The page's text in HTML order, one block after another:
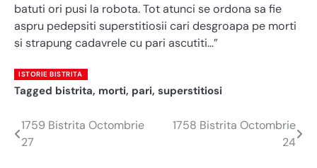
batuti ori pusi la robota. Tot atunci se ordona sa fie
aspru pedepsiti superstitiosii cari desgroapa pe morti
si strapung cadavrele cu pari ascutiti…”
ISTORIE BISTRITA
Tagged bistrita, morti, pari, superstitiosi
Navigare
1759 Bistrita Octombrie
27
1758 Bistrita Octombrie
24